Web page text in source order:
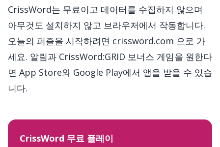
CrissWord는 무료이고 데이터를 수집하지 않으며
아무것도 설치하지 않고 브라우저에서 작동합니다.
오늘의 퍼즐을 시작하려면 crissword.com 으로 가
세요. 알림과 CrissWord:GRID 보너스 게임을 원한다
면 App Store와 Google Play에서 앱을 받을 수 있습
니다.
CrissWord 무료 플레이